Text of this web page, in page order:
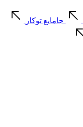
جامایع توکار